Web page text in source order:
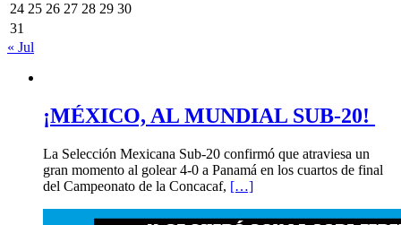
24 25 26 27 28 29 30
31
« Jul
¡MÉXICO, AL MUNDIAL SUB-20!
La Selección Mexicana Sub-20 confirmó que atraviesa un
gran momento al golear 4-0 a Panamá en los cuartos de final
del Campeonato de la Concacaf, […]